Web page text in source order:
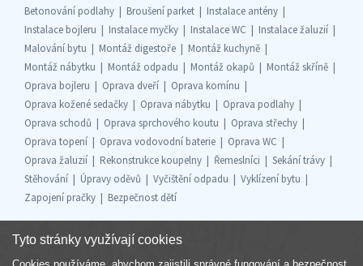
Betonování podlahy
Broušení parket
Instalace antény
Instalace bojleru
Instalace myčky Instalace WC
Instalace žaluzií
Malování bytu
Montáž digestoře
Montáž kuchyně
Montáž nábytku
Montáž odpadu Montáž okapů
Montáž skříně
Oprava bojleru
Oprava dveří
Oprava komínu
Oprava kožené sedačky
Oprava nábytku
Oprava podlahy
Oprava schodů
Oprava sprchového koutu
Oprava střechy
Oprava topení
Oprava vodovodní baterie
Oprava WC
Oprava žaluzií
Rekonstrukce koupelny Řemeslníci
Sekání trávy
Stěhování
Úpravy oděvů Vyčištění odpadu
Vyklízení bytu
Zapojení pračky
Bezpečnost dětí
Tyto stránky využívají cookies